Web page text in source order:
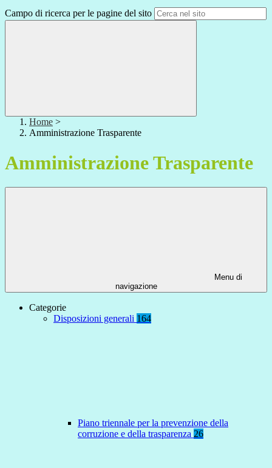
Campo di ricerca per le pagine del sito
Home >
Amministrazione Trasparente
Amministrazione Trasparente
Menu di
navigazione
Categorie
Disposizioni generali 164
Piano triennale per la prevenzione della
corruzione e della trasparenza 26